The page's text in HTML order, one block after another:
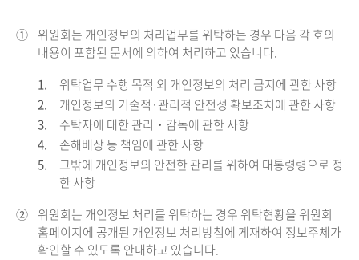
① 위원회는 개인정보의 처리업무를 위탁하는 경우 다음 각 호의
내용이 포함된 문서에 의하여 처리하고 있습니다.
1.
위탁업무 수행 목적 외 개인정보의 처리 금지에 관한 사항
2.
개인정보의 기술적·관리적 안전성 확보조치에 관한 사항
3.
수탁자에 대한 관리・감독에 관한 사항
4.
손해배상 등 책임에 관한 사항
5.
그밖에 개인정보의 안전한 관리를 위하여 대통령령으로 정
한 사항
② 위원회는 개인정보 처리를 위탁하는 경우 위탁현황을 위원회
홈페이지에 공개된 개인정보 처리방침에 게재하여 정보주체가
확인할 수 있도록 안내하고 있습니다.